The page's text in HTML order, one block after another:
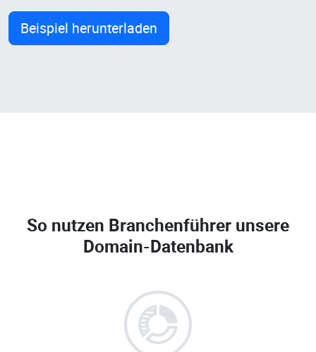
Beispiel herunterladen
So nutzen Branchenführer unsere
Domain-Datenbank